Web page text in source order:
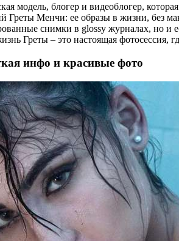
модель, блогер и видеоблогер,
Греты Менчи: ее образы в жизни, без
снимки в glossy журналах, но и
Греты – это настоящая фотосессия,
инфо и красивые фото